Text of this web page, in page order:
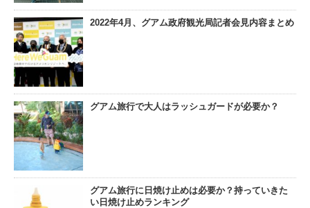
2022年4月、グアム政府観光局記者会見内容まとめ
グアム旅行で大人はラッシュガードが必要か？
グアム旅行に日焼け止めは必要か？持っていきた
い日焼け止めランキング